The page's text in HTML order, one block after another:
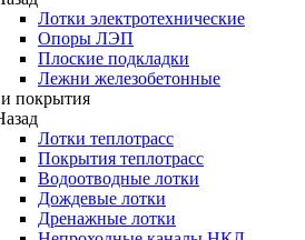
Лотки электротехнические
Опоры ЛЭП
Плоские подкладки
Лежни железобетонные
покрытия
Лотки теплотрасс
Покрытия теплотрасс
Водоотводные лотки
Дождевые лотки
Дренажные лотки